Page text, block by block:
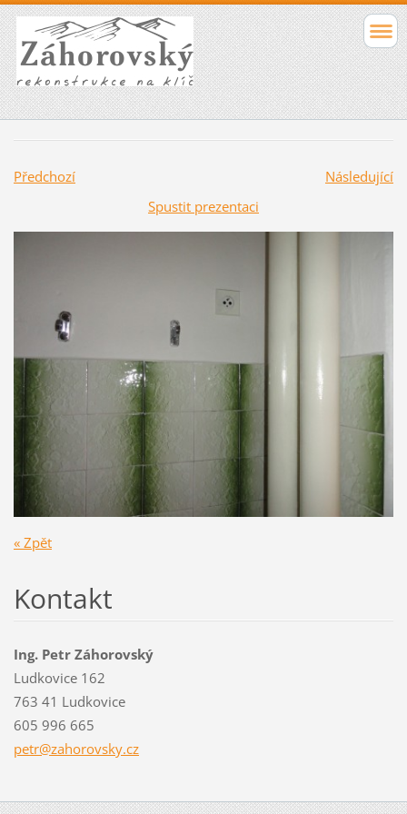
Předchozí
Následující
Spustit prezentaci
« Zpět
Kontakt
Ing. Petr Záhorovský
Ludkovice 162
763 41 Ludkovice
605 996 665
petr@zahorovsky.cz